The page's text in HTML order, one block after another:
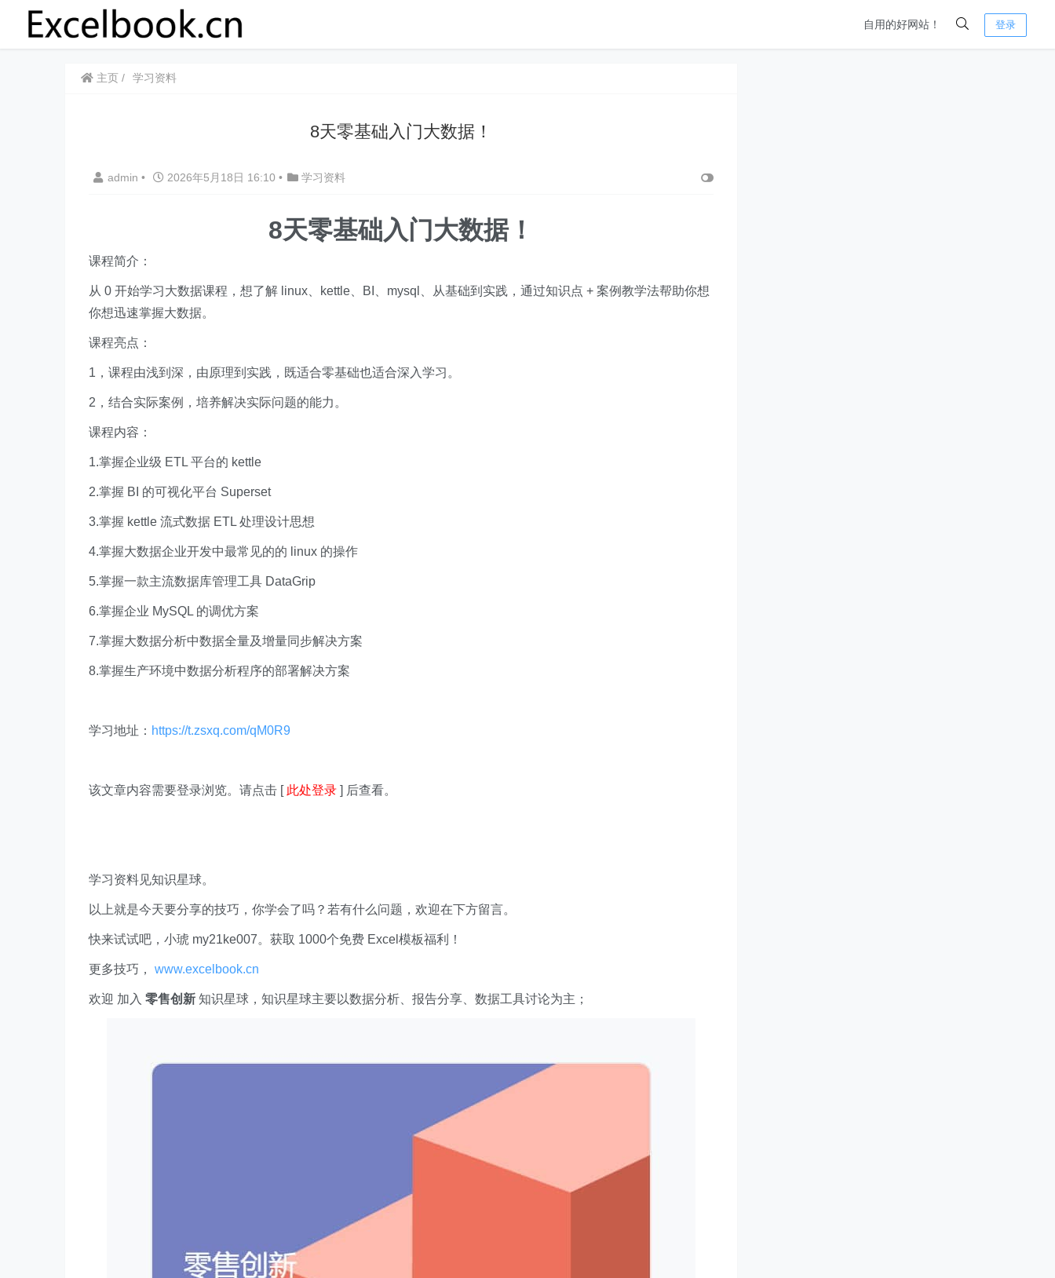
自用的好网站！ 登录
主页 学习资料
8天零基础入门大数据！
admin • 2026年5月18日 16:10 • 学习资料
8天零基础入门大数据！
课程简介：
从 0 开始学习大数据课程，想了解 linux、kettle、BI、mysql、从基础到实践，通过知识点 + 案例教学法帮助你想
你想迅速掌握大数据。
课程亮点：
1，课程由浅到深，由原理到实践，既适合零基础也适合深入学习。
2，结合实际案例，培养解决实际问题的能力。
课程内容：
1.掌握企业级 ETL 平台的 kettle
2.掌握 BI 的可视化平台 Superset
3.掌握 kettle 流式数据 ETL 处理设计思想
4.掌握大数据企业开发中最常见的的 linux 的操作
5.掌握一款主流数据库管理工具 DataGrip
6.掌握企业 MySQL 的调优方案
7.掌握大数据分析中数据全量及增量同步解决方案
8.掌握生产环境中数据分析程序的部署解决方案
学习地址： https://t.zsxq.com/qM0R9
该文章内容需要登录浏览。请点击 [ 此处登录 ] 后查看。
学习资料见知识星球。
以上就是今天要分享的技巧，你学会了吗？若有什么问题，欢迎在下方留言。
快来试试吧，小琥 my21ke007。获取 1000个免费 Excel模板福利​​​​！
更多技巧， www.excelbook.cn
欢迎 加入 零售创新 知识星球，知识星球主要以数据分析、报告分享、数据工具讨论为主；